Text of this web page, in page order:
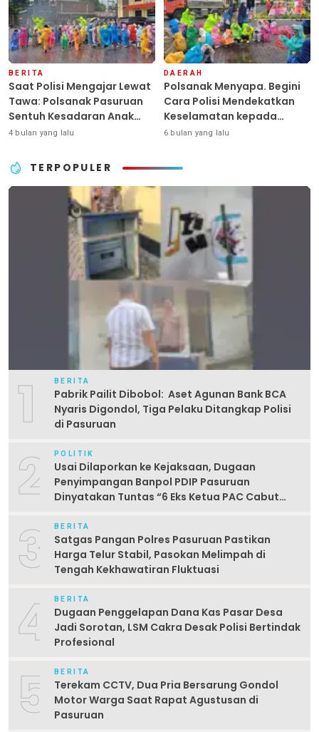
BERITA
Saat Polisi Mengajar Lewat
Tawa: Polsanak Pasuruan
Sentuh Kesadaran Anak
Sejak Dini
4 bulan yang lalu
DAERAH
Polsanak Menyapa. Begini
Cara Polisi Mendekatkan
Keselamatan kepada
Generasi Sejak Usia Dini
6 bulan yang lalu
TERPOPULER
1 BERITA
Pabrik Pailit Dibobol: Aset Agunan Bank BCA
Nyaris Digondol, Tiga Pelaku Ditangkap Polisi
di Pasuruan
2 POLITIK
Usai Dilaporkan ke Kejaksaan, Dugaan
Penyimpangan Banpol PDIP Pasuruan
Dinyatakan Tuntas “6 Eks Ketua PAC Cabut
3 BERITA
Satgas Pangan Polres Pasuruan Pastikan
Harga Telur Stabil, Pasokan Melimpah di
Tengah Kekhawatiran Fluktuasi
4 BERITA
Dugaan Penggelapan Dana Kas Pasar Desa
Jadi Sorotan, LSM Cakra Desak Polisi Bertindak
Profesional
5 BERITA
Terekam CCTV, Dua Pria Bersarung Gondol
Motor Warga Saat Rapat Agustusan di
Pasuruan